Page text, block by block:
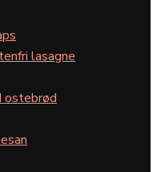
lasagne
ostebrød